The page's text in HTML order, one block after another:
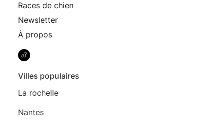
Races de chien
Newsletter
À propos
Villes populaires
La rochelle
Nantes